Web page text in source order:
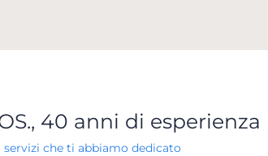
40 anni di esperienza
che ti abbiamo dedicato